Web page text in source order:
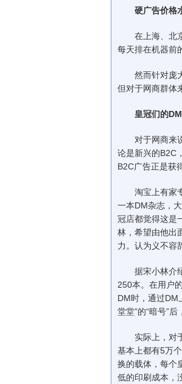
硬广告价格
在上海、北京
每天排在机器前
然而针对庞大
但对于网商群体
皇冠们的DM
对于网商来说
论是新兴的B2C
B2C广告正是获
淘宝上有家专
一本DM杂志，
冠店都觉得这是
林，希望由他出
力。认为义不容
据宋小林介绍
250本。在用户
DM时，通过DM
堂堂”的“暗号”
实际上，对于
基本上都有5万
换的载体，每个
低的印刷成本，